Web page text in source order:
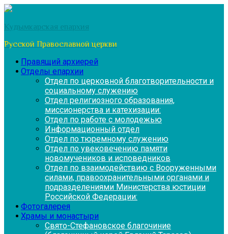
Перейти
содержимому
Кудымкарская епархия
Русской Православной церкви
Правящий архиерей
Отделы епархии
Отдел по церковной благотворительности и
социальному служению
Отдел религиозного образования,
миссионерства и катехизации:
Отдел по работе с молодежью
Информационный отдел
Отдел по тюремному служению
Отдел по увековечению памяти
новомучеников и исповедников
Отдел по взаимодействию с Вооруженными
силами, правоохранительными органами и
подразделениями Министерства юстиции
Российской Федерации:
Фотогалерея
Храмы и монастыри
Свято-Стефановское благочиние